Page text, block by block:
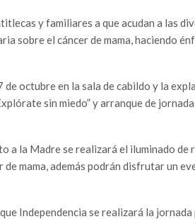
y familiares a que acudan a las
sobre el cáncer de mama, haciendo
octubre en la sala de cabildo y la
sin miedo” y arranque de
a la Madre se realizará el iluminado de
mama, además podrán disfrutar un
Independencia se realizará la